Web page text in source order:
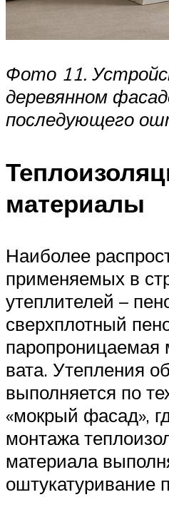
Фото 11.
деревянном
последующего
материалы
Наиболее
применяемых в
утеплителей –
сверхплотный
паропроницаемая
вата. Утепления
выполняется по
«мокрый фасад»,
монтажа
материала
оштукатуривание